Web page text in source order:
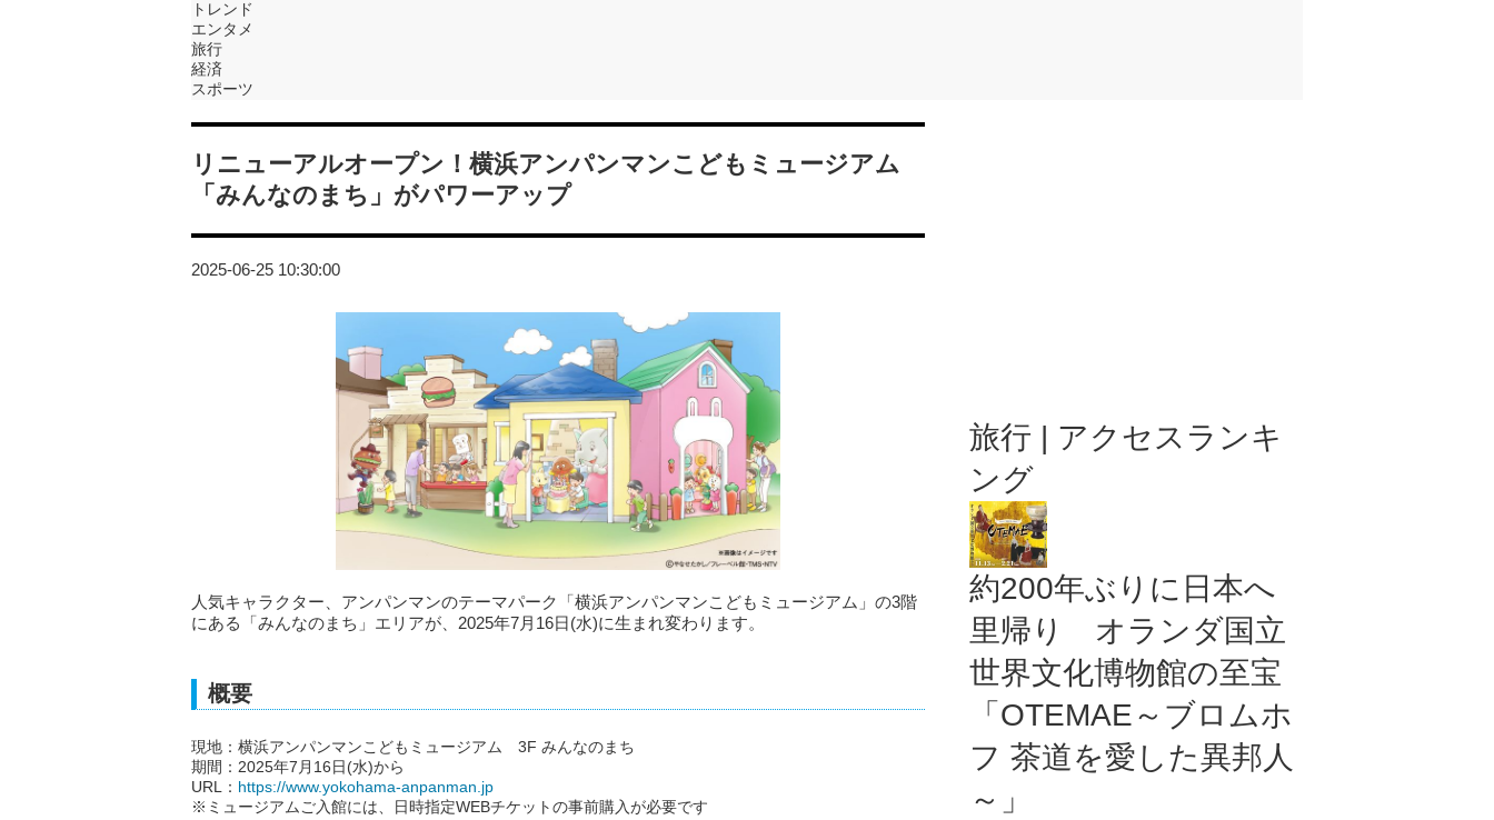
トレンド
エンタメ
旅行
経済
スポーツ
リニューアルオープン！横浜アンパンマンこどもミュージアム
「みんなのまち」がパワーアップ
2025-06-25 10:30:00
人気キャラクター、アンパンマンのテーマパーク「横浜アンパンマンこどもミュージアム」の3階
にある「みんなのまち」エリアが、2025年7月16日(水)に生まれ変わります。
概要
現地：横浜アンパンマンこどもミュージアム 3F みんなのまち
期間：2025年7月16日(水)から
URL： https://www.yokohama-anpanman.jp
※ミュージアムご入館には、日時指定WEBチケットの事前購入が必要です
旅行 | アクセスランキ
ング
約200年ぶりに日本へ
里帰り オランダ国立
世界文化博物館の至宝
「OTEMAE～ブロムホ
フ 茶道を愛した異邦人
～」